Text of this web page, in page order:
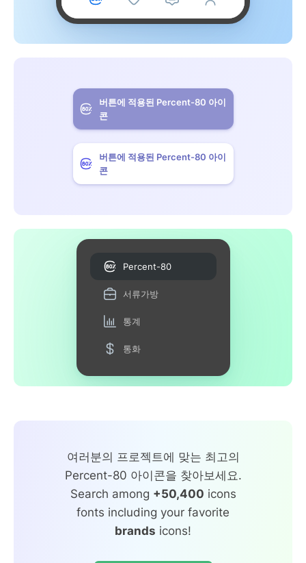
버튼에 적용된 Percent-80 아이
콘
버튼에 적용된 Percent-80 아이
콘
Percent-80
서류가방
통계
통화
여러분의 프로젝트에 맞는 최고의
Percent-80 아이콘을 찾아보세요.
Search among +50,400 icons
fonts including your favorite
brands icons!